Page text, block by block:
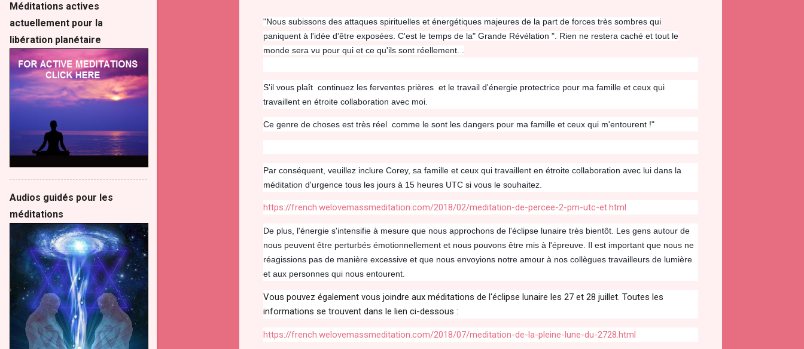
"Nous subissons des attaques spirituelles et énergétiques majeures de la part de forces très sombres qui
paniquent à l'idée d'être exposées. C'est le temps de la" Grande Révélation ". Rien ne restera caché et tout le
monde sera vu pour qui et ce qu'ils sont réellement. .
S'il vous plaît continuez les ferventes prières et le travail d'énergie protectrice pour ma famille et ceux qui
travaillent en étroite collaboration avec moi.
Ce genre de choses est très réel comme le sont les dangers pour ma famille et ceux qui m'entourent !"
Par conséquent, veuillez inclure Corey, sa famille et ceux qui travaillent en étroite collaboration avec lui dans la
méditation d'urgence tous les jours à 15 heures UTC si vous le souhaitez.
https://french.welovemassmeditation.com/2018/02/meditation-de-percee-2-pm-utc-et.html
De plus, l'énergie s'intensifie à mesure que nous approchons de l'éclipse lunaire très bientôt. Les gens autour de
nous peuvent être perturbés émotionnellement et nous pouvons être mis à l'épreuve. Il est important que nous ne
réagissions pas de manière excessive et que nous envoyions notre amour à nos collègues travailleurs de lumière
et aux personnes qui nous entourent.
Vous pouvez également vous joindre aux méditations de l'éclipse lunaire les 27 et 28 juillet. Toutes les
informations se trouvent dans le lien ci-dessous :
https://french.welovemassmeditation.com/2018/07/meditation-de-la-pleine-lune-du-2728.html
Méditations actives
actuellement pour la
libération planétaire
Audios guidés pour les
méditations